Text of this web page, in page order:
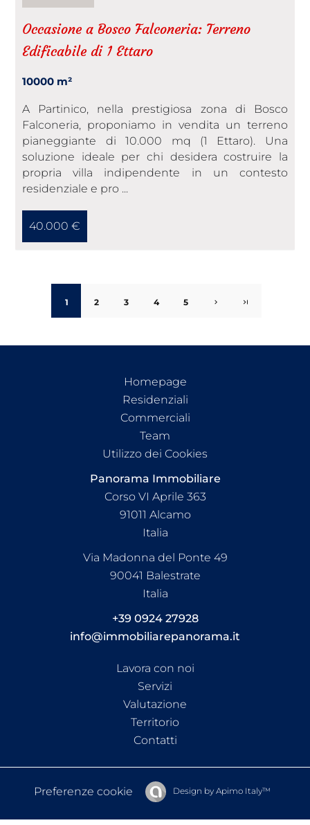
Occasione a Bosco Falconeria: Terreno
Edificabile di 1 Ettaro
10000 m²
​A Partinico, nella prestigiosa zona di Bosco
Falconeria, proponiamo in vendita un terreno
pianeggiante di 10.000 mq (1 Ettaro). Una
soluzione ideale per chi desidera costruire la
propria villa indipendente in un contesto
residenziale e pro ...
40.000 €
1 2 3 4 5
Homepage
Residenziali
Commerciali
Team
Utilizzo dei Cookies
Panorama Immobiliare
Corso VI Aprile 363
91011 Alcamo
Italia
Via Madonna del Ponte 49
90041 Balestrate
Italia
+39 0924 27928
info@immobiliarepanorama.it
Lavora con noi
Servizi
Valutazione
Territorio
Contatti
Preferenze cookie Design by Apimo Italy™